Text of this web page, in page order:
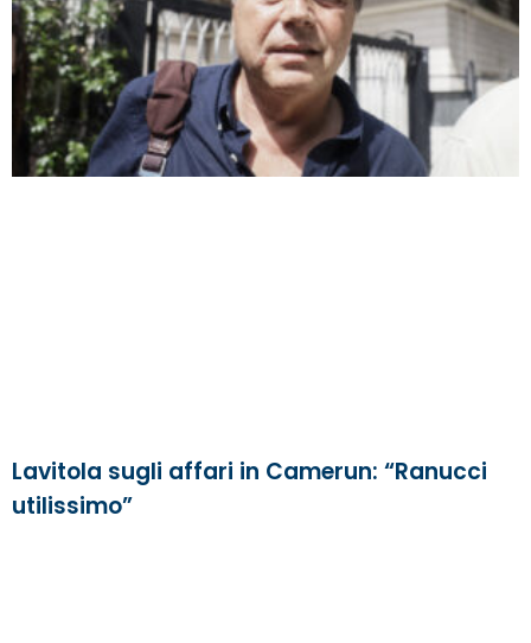
Lavitola sugli affari in Camerun: “Ranucci
utilissimo”